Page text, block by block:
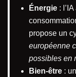
Énergie :
propose un
européenne
possibles en
Bien-être :